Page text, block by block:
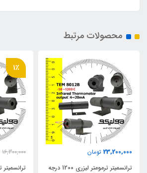
محصولات مرتبط
23,200,000 تومان
ترانسمیتر ترمومتر لیزری 1200 درجه
1٪
16,300,000